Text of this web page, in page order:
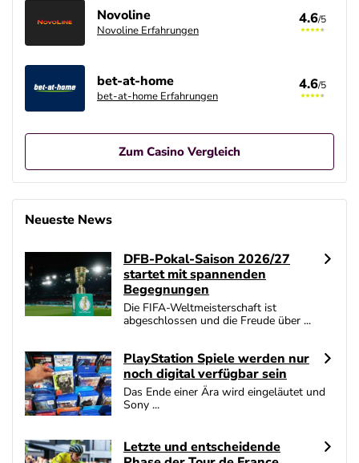
Novoline
Novoline Erfahrungen
4.6/5
bet-at-home
bet-at-home Erfahrungen
4.6/5
Zum Casino Vergleich
Betano Casino Bonus
400% bis zu 80€
Interwetten Bonus
100% bis zu 100€
AGB gelten
SlotMagie Bonus
AGB gelten
Novoline Bonus
200 % Bonus + 10 Freispiele täglich
Neueste News
DFB-Pokal-Saison 2026/27
startet mit spannenden
Begegnungen
Die FIFA-Weltmeisterschaft ist
abgeschlossen und die Freude über ...
PlayStation Spiele werden nur
noch digital verfügbar sein
Das Ende einer Ära wird eingeläutet und
Sony ...
Letzte und entscheidende